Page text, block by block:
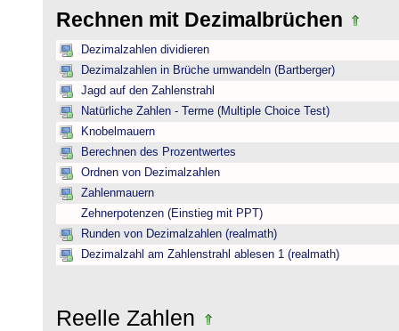
Rechnen mit Dezimalbrüchen
Dezimalzahlen dividieren
Dezimalzahlen in Brüche umwandeln (Bartberger)
Jagd auf den Zahlenstrahl
Natürliche Zahlen - Terme (Multiple Choice Test)
Knobelmauern
Berechnen des Prozentwertes
Ordnen von Dezimalzahlen
Zahlenmauern
Zehnerpotenzen (Einstieg mit PPT)
Runden von Dezimalzahlen (realmath)
Dezimalzahl am Zahlenstrahl ablesen 1 (realmath)
Reelle Zahlen